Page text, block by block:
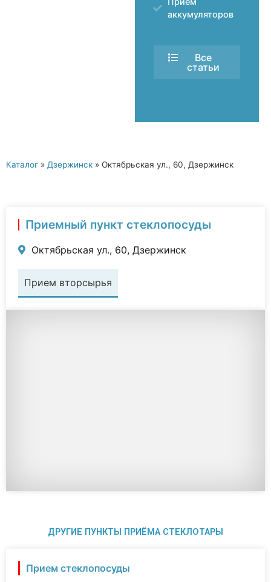
аккумуляторов
Все
статьи
Каталог » Дзержинск » Октябрьская ул., 60, Дзержинск
Приемный пункт стеклопосуды
Октябрьская ул., 60, Дзержинск
Прием вторсырья
ДРУГИЕ ПУНКТЫ ПРИЁМА СТЕКЛОТАРЫ
Прием стеклопосуды